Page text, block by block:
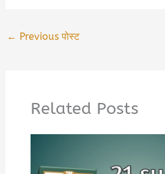
← Previous पोस्ट
Related Posts